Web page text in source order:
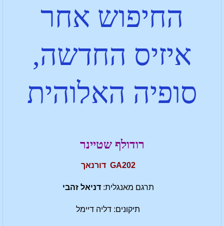
החיפוש אחר
איזיס החדשה,
סופיה האלוהית
רודולף שטיינר
GA202 דורנאך
תרגם מאנגלית:דניאל זהבי
תיקונים: דליה דיימל